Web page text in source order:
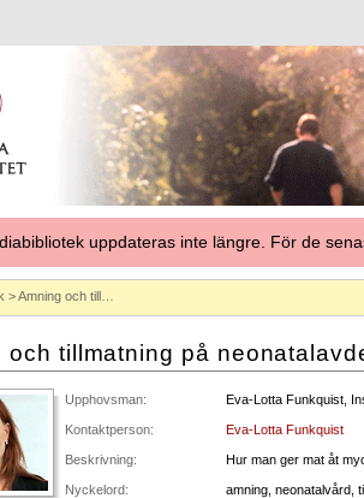
uppdateras inte längre. För de
> Amning och till…
och tillmatning på
Upphovsman: Eva-Lotta Funkquist,
Kontaktperson: Eva-Lotta Funkquist
Beskrivning: Hur man ger mat åt
Nyckelord: amning, neonatalvård,